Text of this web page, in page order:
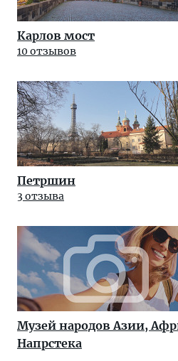
Карлов мост
10 отзывов
Петршин
3 отзыва
Музей народов Азии,
Напрстека